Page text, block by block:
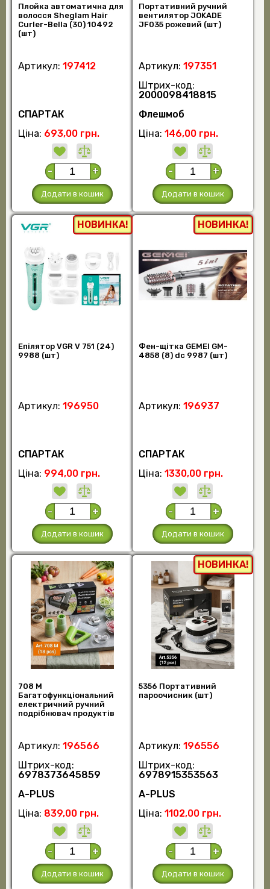
Плойка автоматична для
волосся Sheglam Hair
Curler-Bella (30) 10492
(шт)
Артикул: 197412
СПАРТАК
Ціна: 693,00 грн.
- +
Додати в кошик
Портативний ручний
вентилятор JOKADE
JF035 рожевий (шт)
Артикул: 197351
Штрих-код:
2000098418815
Флешмоб
Ціна: 146,00 грн.
- +
Додати в кошик
НОВИНКА!
Епілятор VGR V 751 (24)
9988 (шт)
Артикул: 196950
СПАРТАК
Ціна: 994,00 грн.
- +
Додати в кошик
НОВИНКА!
Фен-щітка GEMEI GM-
4858 (8) dc 9987 (шт)
Артикул: 196937
СПАРТАК
Ціна: 1330,00 грн.
- +
Додати в кошик
708 M
Багатофункціональний
електричний ручний
подрібнювач продуктів
Артикул: 196566
Штрих-код:
6978373645859
А-PLUS
Ціна: 839,00 грн.
- +
Додати в кошик
НОВИНКА!
5356 Портативний
пароочисник (шт)
Артикул: 196556
Штрих-код:
6978915353563
А-PLUS
Ціна: 1102,00 грн.
- +
Додати в кошик